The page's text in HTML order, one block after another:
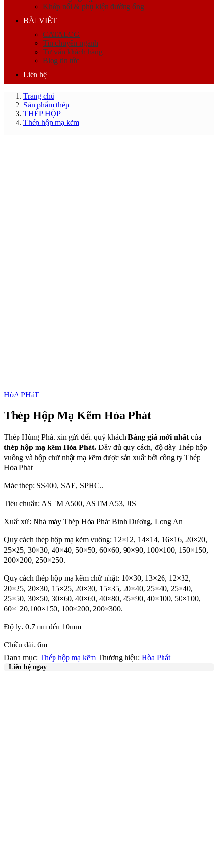
Khớp nối & phụ kiện đường ống
BÀI VIẾT
CATALOG
Tin chuyên ngành
Tư vấn khách hàng
Blog tin tức
Liên hệ
Trang chủ
Sản phẩm thép
THÉP HỘP
Thép hộp mạ kẽm
HòA PHáT
Thép Hộp Mạ Kẽm Hòa Phát
Thép Hùng Phát xin gửi đến quý khách Bảng giá mới nhất của
thép hộp mạ kẽm Hòa Phát. Đầy đủ quy cách, độ dày Thép hộp
vuông và hộp chữ nhật mạ kẽm được sản xuất bởi công ty Thép
Hòa Phát
Mác thép: SS400, SAE, SPHC..
Tiêu chuẩn: ASTM A500, ASTM A53, JIS
Xuất xứ: Nhà máy Thép Hòa Phát Bình Dương, Long An
Quy cách thép hộp mạ kẽm vuông: 12×12, 14×14, 16×16, 20×20,
25×25, 30×30, 40×40, 50×50, 60×60, 90×90, 100×100, 150×150,
200×200, 250×250.
Quy cách thép hộp mạ kẽm chữ nhật: 10×30, 13×26, 12×32,
20×25, 20×30, 15×25, 20×30, 15×35, 20×40, 25×40, 25×40,
25×50, 30×50, 30×60, 40×60, 40×80, 45×90, 40×100, 50×100,
60×120,100×150, 100×200, 200×300.
Độ ly: 0.7mm đến 10mm
Chiều dài: 6m
Danh mục: Thép hộp mạ kẽm Thương hiệu: Hòa Phát
Liên hệ ngay